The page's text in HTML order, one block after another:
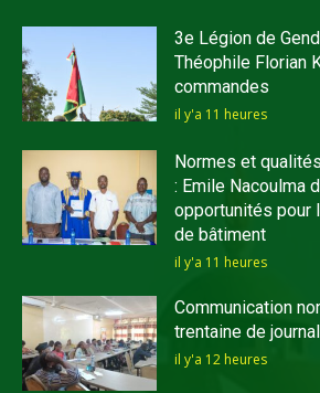
3e Légion de
Théophile Florian
commandes
il y'a 11 heures
Normes et
: Emile Nacoulma
opportunités pour
de bâtiment
il y'a 11 heures
Communication
trentaine de
il y'a 12 heures